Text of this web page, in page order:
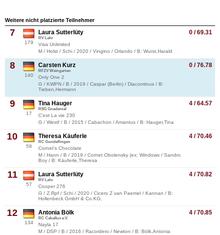
Weitere nicht platzierte Teilnehmer
7
179
0 / 69.31
Laura Sutterlüty
RV Lahr
Visa Unlimited
M / Holst / Schi / 2020 / Vingino / Orlando / B: Wurst,Harald
8
140
0 / 76.78
Carsten Kurz
RFZV Weingarten
Only One 2
G / KWPN / B / 2019 / Caspar (Berlin) / Diacontinus / B:
Tieben,Hermann
9
17
4 / 64.57
Tina Hauger
RSG Gnadental
C'est La vie 230
G / Westf / B / 2015 / Cabachon / Amantus / B: Hauger,Tina
10
59
4 / 70.46
Theresa Käuferle
RC Gundelfingen
Cornet's Chocolate
M / Hann / B / 2019 / Cornet Obolensky (ex: Windows / Sandro
Boy / B: Käuferle,Theresa
11
57
4 / 70.82
Laura Sutterlüty
RV Lahr
Cooper 276
G / Z.Rpf / Schi / 2020 / Cicero Z van Paemel / Kannan / B:
Hollenbeck GmbH & Co.KG,
12
134
4 / 70.85
Antonia Bölk
RC Caballus e.V.
Nayla 17
M / DSP / B / 2016 / Racordero / Newton / B: Bölk,Antonia